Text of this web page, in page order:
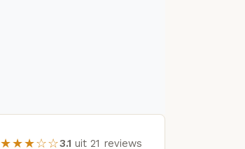
★★★☆☆3.1 uit 21 reviews